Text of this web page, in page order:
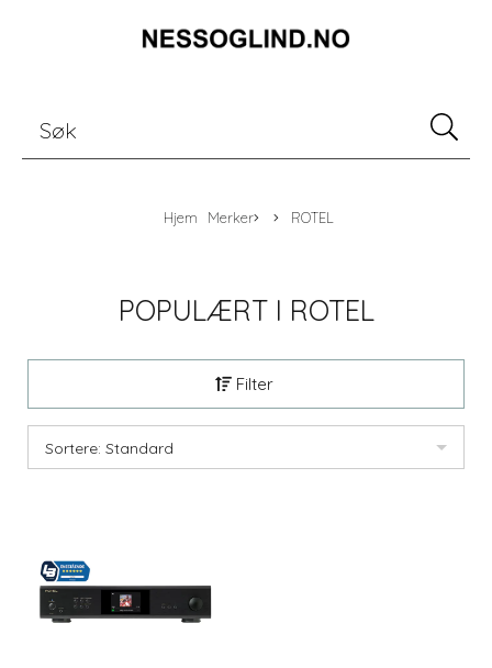
Hjem Merker ROTEL
POPULÆRT I ROTEL
Filter
Sortere: Standard